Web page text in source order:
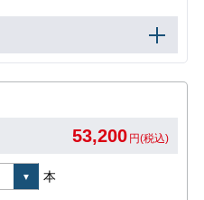
53,200 円(税込)
本